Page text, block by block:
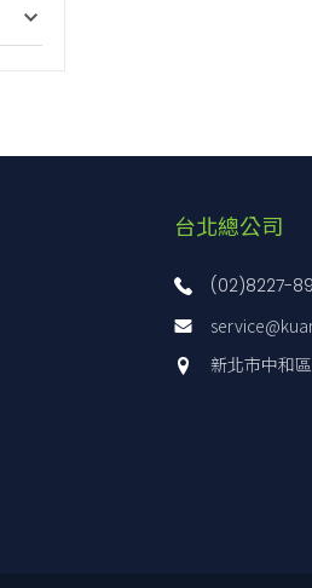
台北總公司
(02)8227-
新北市中和